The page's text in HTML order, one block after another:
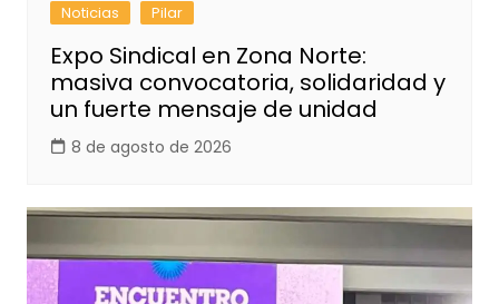
Noticias Pilar
Expo Sindical en Zona Norte:
masiva convocatoria, solidaridad y
un fuerte mensaje de unidad
8 de agosto de 2026